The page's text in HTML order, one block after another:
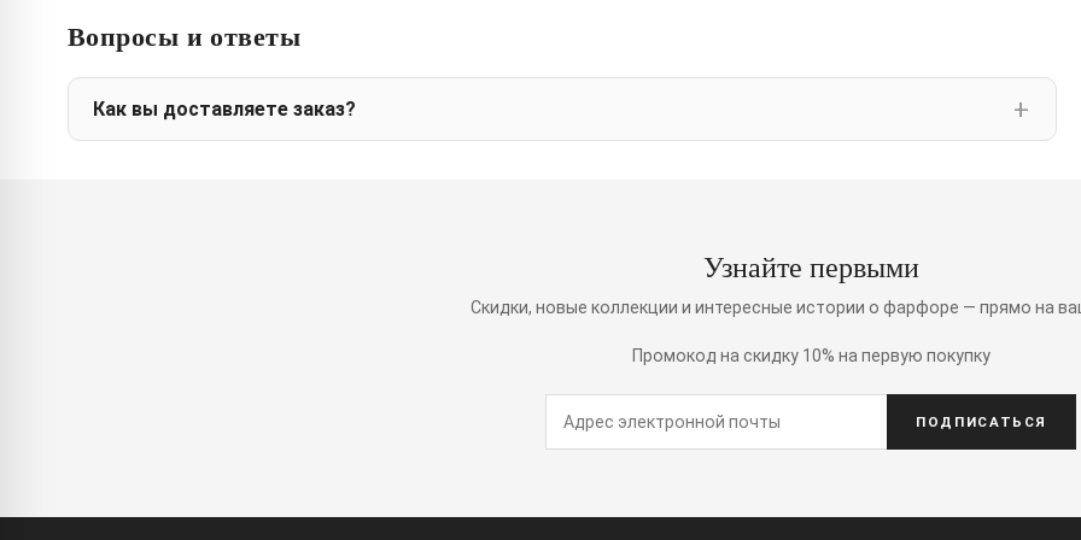
Вопросы и ответы
Как вы доставляете заказ?
Узнайте первыми
Скидки, новые коллекции и интересные истории о фарфоре — прямо на
Промокод на скидку 10% на первую покупку
ПОДПИСАТЬСЯ